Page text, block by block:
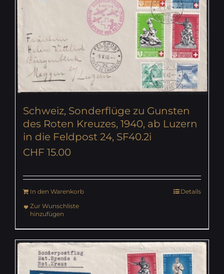
Schweiz, Sonderflüge zu Gunsten
des Roten Kreuzes, 1940, ab Luzern
in die Feldpost 24, SF40.2i
CHF 15.00
In den Warenkorb
Details
Zur Wunschliste
hinzufügen